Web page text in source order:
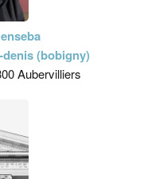
(bobigny)
Aubervilliers